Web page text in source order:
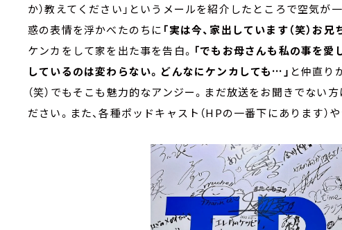
か）教えてください」というメールを紹介したところで空気が
惑の表情を浮かべたのちに 「実は今、家出しています（笑）お
ケンカをして家を出た事を告白。 「でもお母さんも私の事を
しているのは変わらない。どんなにケンカしても…」 と仲直り
（笑）でもそこも魅力的なアンジー。まだ放送をお聞きでない方
ださい。また、各種ポッドキャスト（HPの一番下にあります）